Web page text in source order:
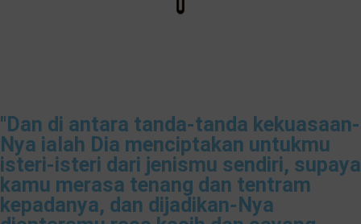
"Dan di antara tanda-tanda kekuasaan-
Nya ialah Dia menciptakan untukmu
isteri-isteri dari jenismu sendiri, supaya
kamu merasa tenang dan tentram
kepadanya, dan dijadikan-Nya